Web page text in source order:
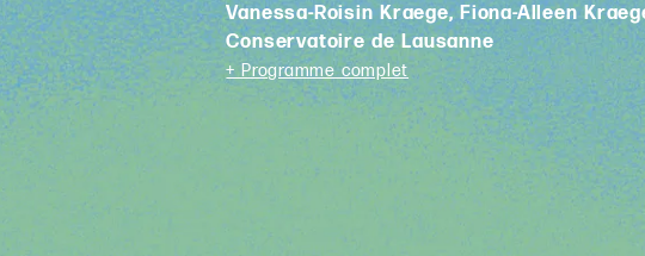
Vanessa-Roisin Kraege, Fiona-Alleen
Conservatoire de Lausanne
+ Programme complet